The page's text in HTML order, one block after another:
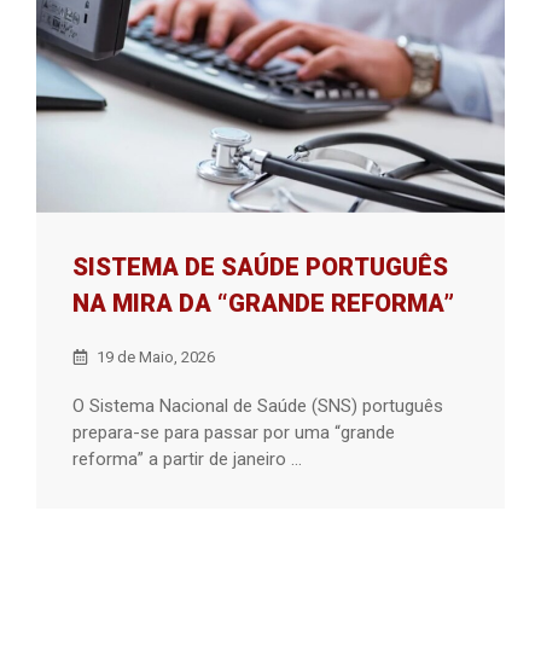
SISTEMA DE SAÚDE PORTUGUÊS
NA MIRA DA “GRANDE REFORMA”
19 de Maio, 2026
O Sistema Nacional de Saúde (SNS) português
prepara-se para passar por uma “grande
reforma” a partir de janeiro ...